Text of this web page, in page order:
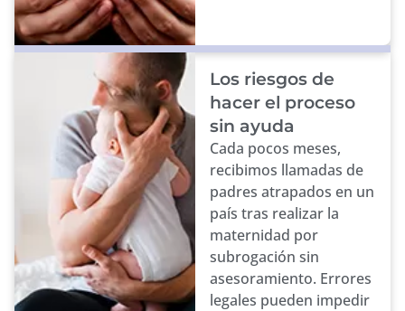
Los riesgos de
hacer el proceso
sin ayuda
Cada pocos meses,
recibimos llamadas de
padres atrapados en un
país tras realizar la
maternidad por
subrogación sin
asesoramiento. Errores
legales pueden impedir